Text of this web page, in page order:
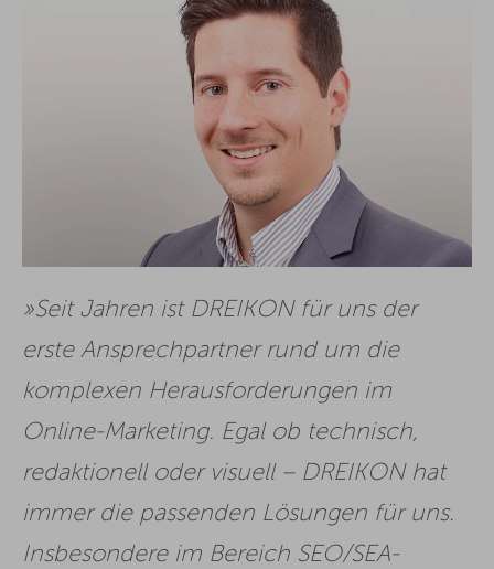
Seit Jahren ist DREIKON für uns der
erste Ansprechpartner rund um die
komplexen Herausforderungen im
Online-Marketing. Egal ob technisch,
redaktionell oder visuell – DREIKON hat
immer die passenden Lösungen für uns.
Insbesondere im Bereich SEO/SEA-